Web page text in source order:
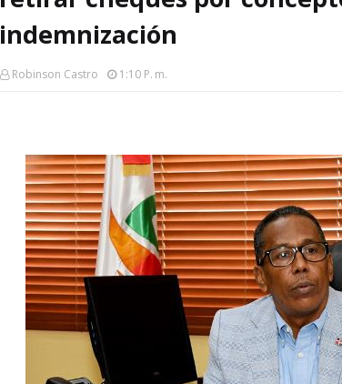
indemnización
Robinson Castro 1:10 P. M.